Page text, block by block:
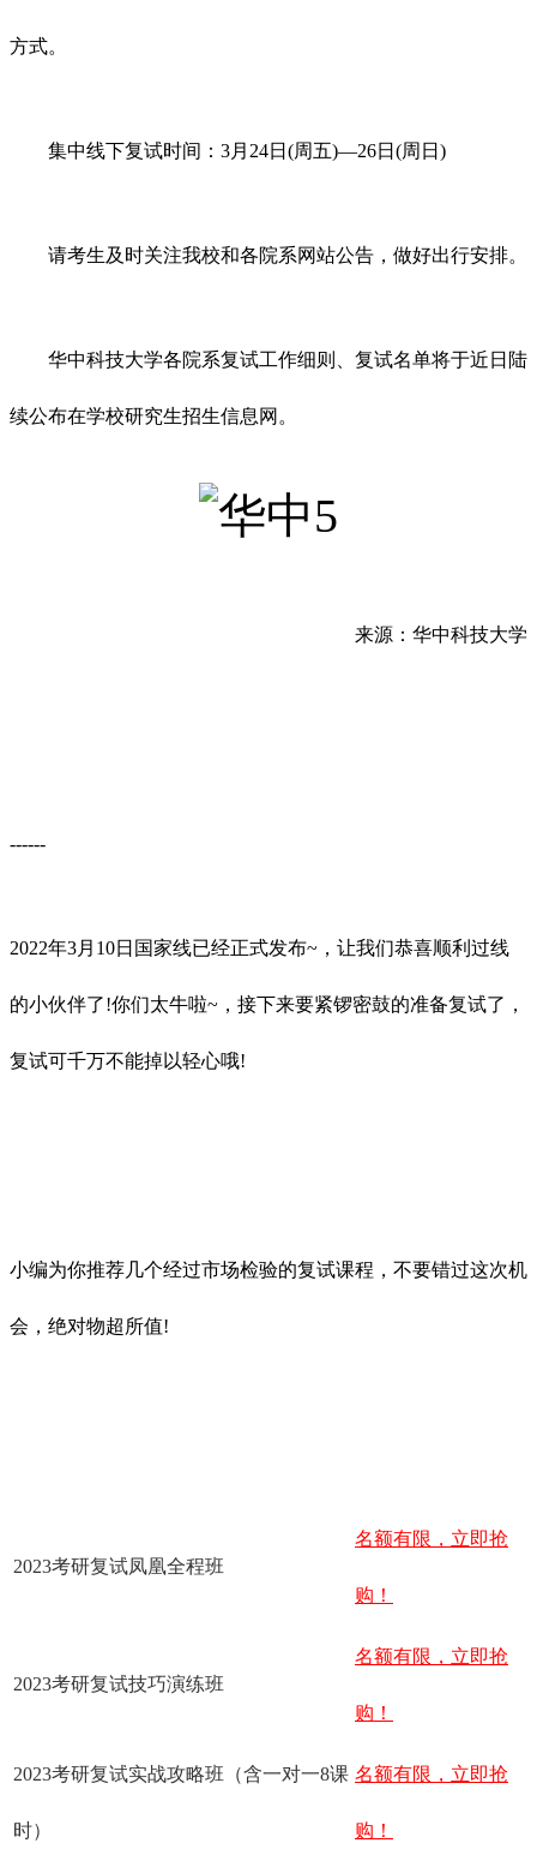
方式。
集中线下复试时间：3月24日(周五)—26日(周日)
请考生及时关注我校和各院系网站公告，做好出行安排。
华中科技大学各院系复试工作细则、复试名单将于近日陆
续公布在学校研究生招生信息网。
来源：华中科技大学
------
2022年3月10日国家线已经正式发布~，让我们恭喜顺利过线
的小伙伴了!你们太牛啦~，接下来要紧锣密鼓的准备复试了，
复试可千万不能掉以轻心哦!
小编为你推荐几个经过市场检验的复试课程，不要错过这次机
会，绝对物超所值!
2023考研复试凤凰全程班
名额有限，立即抢
购！
2023考研复试技巧演练班
名额有限，立即抢
购！
2023考研复试实战攻略班（含一对一8课
时）
名额有限，立即抢
购！